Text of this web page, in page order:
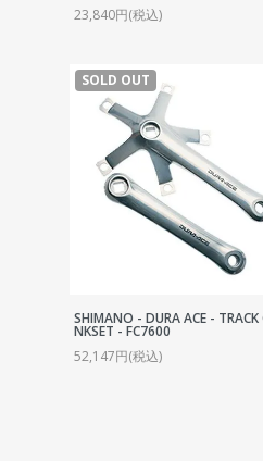
23,840円(税込)
SHIMANO - DURA ACE - TRACK
NKSET - FC7600
52,147円(税込)
SOLD OUT